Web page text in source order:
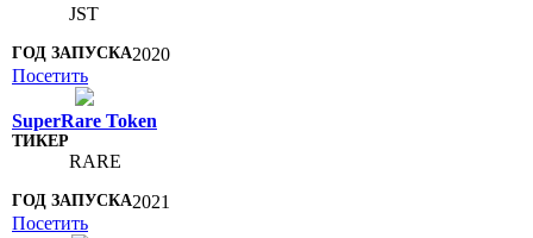
JST
2020
Посетить
SuperRare Token
RARE
2021
Посетить